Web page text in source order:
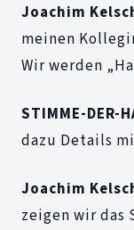
Joachim
meinen
Wir werden
STIMME-DER-
dazu Details
Joachim
zeigen wir das